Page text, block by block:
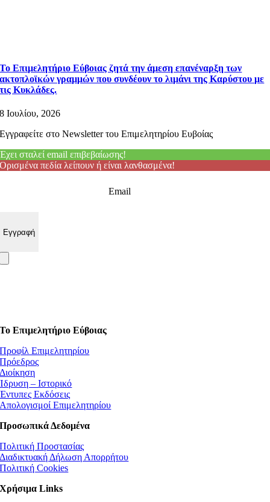
Το Επιμελητήριο Εύβοιας ζητά την άμεση επανέναρξη των
ακτοπλοϊκών γραμμών που συνδέουν το λιμάνι της Καρύστου με
τις Κυκλάδες.
8 Ιουλίου, 2026
Εγγραφείτε στο Newsletter του Επιμελητηρίου Ευβοίας
Έχει σταλεί email επιβεβαίωσης!
Ορισμένα πεδία λείπουν ή είναι λανθασμένα!
Email
Το Επιμελητήριο Εύβοιας
Προφίλ Επιμελητηρίου
Πρόεδρος
Διοίκηση
Ίδρυση – Ιστορικό
Έντυπες Εκδόσεις
Απολογισμοί Επιμελητηρίου
Προσωπικά Δεδομένα
Πολιτική Προστασίας
Διαδικτυακή Δήλωση Απορρήτου
Πολιτική Cookies
Χρήσιμα Links